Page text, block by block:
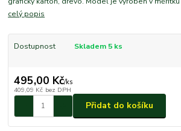
celý popis
Dostupnost Skladem 5 ks
495,00 Kč/ks
409,09 Kč bez DPH
Přidat do košíku